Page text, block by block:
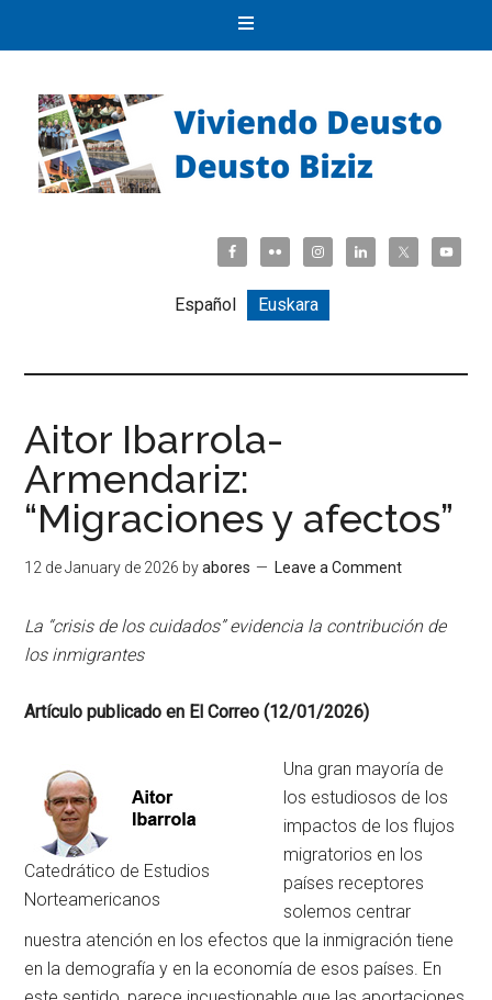
Español Euskara
Aitor Ibarrola-
Armendariz:
“Migraciones y afectos”
12 de January de 2026 byabores Leave a Comment
La “crisis de los cuidados” evidencia la contribución de
los inmigrantes
Artículo publicado en El Correo (12/01/2026)
Catedrático de Estudios
Norteamericanos
Una gran mayoría de
los estudiosos de los
impactos de los flujos
migratorios en los
países receptores
solemos centrar
nuestra atención en los efectos que la inmigración tiene
en la demografía y en la economía de esos países. En